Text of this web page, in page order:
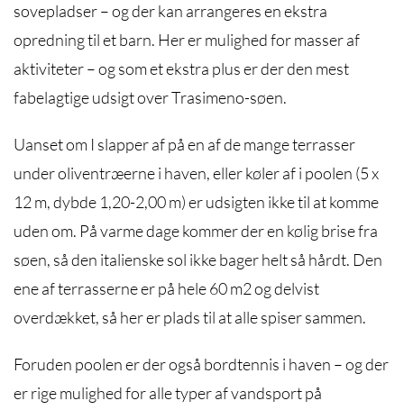
sovepladser – og der kan arrangeres en ekstra
opredning til et barn. Her er mulighed for masser af
aktiviteter – og som et ekstra plus er der den mest
fabelagtige udsigt over Trasimeno-søen.
Uanset om I slapper af på en af de mange terrasser
under oliventræerne i haven, eller køler af i poolen (5 x
12 m, dybde 1,20-2,00 m) er udsigten ikke til at komme
uden om. På varme dage kommer der en kølig brise fra
søen, så den italienske sol ikke bager helt så hårdt. Den
ene af terrasserne er på hele 60 m2 og delvist
overdækket, så her er plads til at alle spiser sammen.
Foruden poolen er der også bordtennis i haven – og der
er rige mulighed for alle typer af vandsport på